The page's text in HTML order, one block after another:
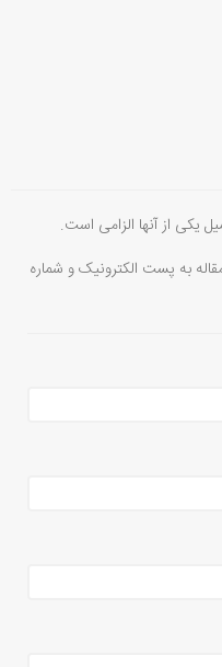
یکی از آنها الزامی است.
به پست الکترونیک و شماره